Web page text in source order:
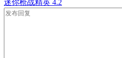
迷你枪战精英 4.2